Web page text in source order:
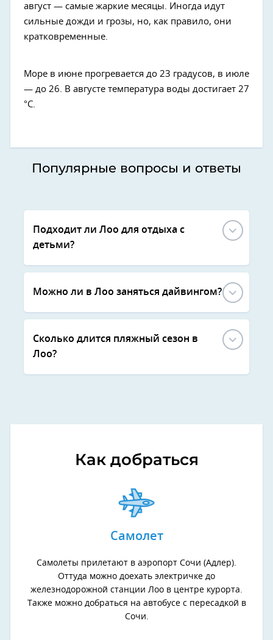
август — самые жаркие месяцы. Иногда идут
сильные дожди и грозы, но, как правило, они
кратковременные.
Море в июне прогревается до 23 градусов, в июле
— до 26. В августе температура воды достигает 27
°C.
Популярные вопросы и ответы
Подходит ли Лоо для отдыха с
детьми?
Можно ли в Лоо заняться дайвингом?
Сколько длится пляжный сезон в
Лоо?
Как добраться
Самолет
Самолеты прилетают в аэропорт Сочи (Адлер).
Оттуда можно доехать электричке до
железнодорожной станции Лоо в центре курорта.
Также можно добраться на автобусе с пересадкой в
Сочи.